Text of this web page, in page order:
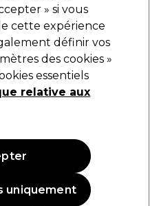
200ml
» si vous
cette expérience
définir vos
des cookies »
essentiels
relative aux
uniquement